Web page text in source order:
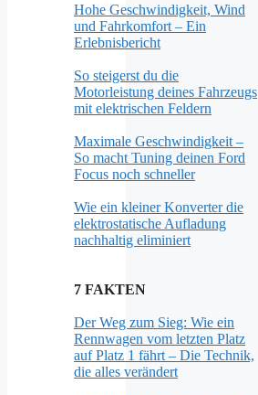
Hohe Geschwindigkeit, Wind
und Fahrkomfort – Ein
Erlebnisbericht
So steigerst du die
Motorleistung deines Fahrzeugs
mit elektrischen Feldern
Maximale Geschwindigkeit –
So macht Tuning deinen Ford
Focus noch schneller
Wie ein kleiner Konverter die
elektrostatische Aufladung
nachhaltig eliminiert
7 FAKTEN
Der Weg zum Sieg: Wie ein
Rennwagen vom letzten Platz
auf Platz 1 fährt – Die Technik,
die alles verändert